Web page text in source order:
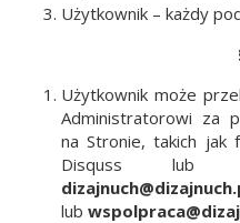
Użyt­kow­nik – każ­dy
Użyt­kow­nik może
Admi­ni­stra­to­ro­wi za
na Stro­nie, takich jak
Disquss lub
lub